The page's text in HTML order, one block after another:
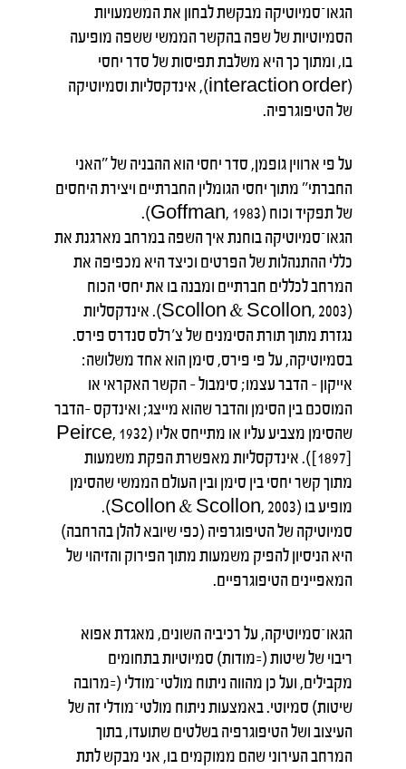
הגאו־סמיוטיקה מבקשת לבחון את המשמעויות
הסמיוטיות של שפה בהקשר הממשי ששפה מופיעה
בו, ומתוך כך היא משלבת תפיסות של סדר יחסי
(interaction order), אינדקסליות וסמיוטיקה
של הטיפוגרפיה.
על פי ארווין גופמן, סדר יחסי הוא ההבניה של "האני
החברתי" מתוך יחסי הגומלין החברתיים ויצירת היחסים
של תפקיד וכוח (Goffman, 1983).
הגאו־סמיוטיקה בוחנת איך השפה במרחב מארגנת את
כללי ההתנהלות של הפרטים וכיצד היא מכפיפה את
המרחב לכללים חברתיים ומבנה בו את יחסי הכוח
(Scollon & Scollon, 2003). אינדקסליות
נגזרת מתוך תורת הסימנים של צ'רלס סנדרס פירס.
בסמיוטיקה, על פי פירס, סימן הוא אחד משלושה:
אייקון – הדבר עצמו; סימבול – הקשר האקראי או
המוסכם בין הסימן והדבר שהוא מייצג; ואינדקס –הדבר
שהסימן מצביע עליו או מתייחס אליו (Peirce, 1932
[1897]). אינדקסליות מאפשרת הפקת משמעות
מתוך קשר יחסי בין סימן ובין העולם הממשי שהסימן
מופיע בו (Scollon & Scollon, 2003).
סמיוטיקה של הטיפוגרפיה (כפי שיובא להלן בהרחבה)
היא הניסיון להפיק משמעות מתוך הפירוק והזיהוי של
המאפיינים הטיפוגרפיים.
הגאו־סמיוטיקה, על רכיביה השונים, מאגדת אפוא
ריבוי של שיטות (=מודות) סמיוטיות בתחומים
מקבילים, ועל כן מהווה ניתוח מולטי־מודלי (=מרובה
שיטות) סמיוטי. באמצעות ניתוח מולטי־מודלי זה של
העיצוב ושל הטיפוגרפיה בשלטים שתועדו, בתוך
המרחב העירוני שהם ממוקמים בו, אני מבקש לתת